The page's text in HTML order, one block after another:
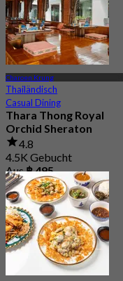
Charoen Krung
Thailändisch
Casual Dining
Thara Thong Royal
Orchid Sheraton
4.8
4.5K Gebucht
Aus฿ 495